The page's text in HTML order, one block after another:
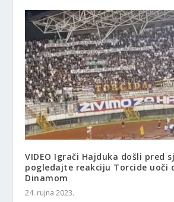
VIDEO Igrači Hajduka došli pred
pogledajte reakciju Torcide uoči
Dinamom
24. rujna 2023.